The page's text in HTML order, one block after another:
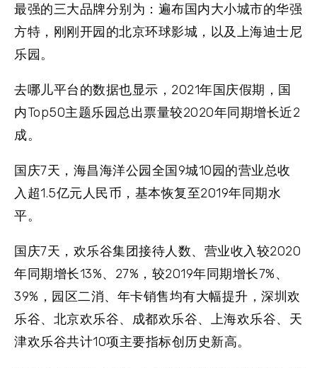
最强的三大品牌分别为：遍布国内大小城市的华强
方特，刚刚开园的北京环球影城，以及上海迪士尼
乐园。
去哪儿平台的数据也显示，2021年国庆假期，国
内Top50主题乐园总出票量较2020年同期增长近2
成。
国庆7天，海昌海洋公园全国9城10园的营业总收
入超1.5亿元人民币，基本恢复至2019年同期水
平。
国庆7天，欢乐谷集团接待人数、营业收入较2020
年同期增长13%、27%，较2019年同期增长7%、
39%，园区二消、年卡销售均有大幅提升，深圳欢
乐谷、北京欢乐谷、成都欢乐谷、上海欢乐谷、天
津欢乐谷共计10项主要指标创历史新高。